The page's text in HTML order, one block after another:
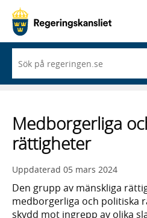
du
börjar
skriva
en
lista
med
sökförslag
Medborgerliga
rättigheter
Uppdaterad 05 mars 2024
Den grupp av mänskliga
medborgerliga och politiska
skydd mot ingrepp av olika